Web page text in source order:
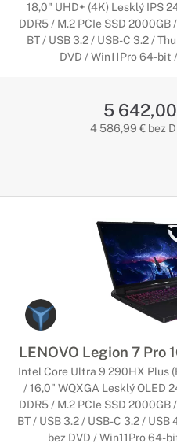
18,0" UHD+ (4K) Lesklý IPS
DDR5 / M.2 PCIe SSD
BT / USB 3.2 / USB-C 3.2 /
DVD / Win11Pro 64-bit
5
4 586,99 € bez
LENOVO Legion 7 Pro
Intel Core Ultra 9 290HX Plus
/ 16,0" WQXGA Lesklý OLED
DDR5 / M.2 PCIe SSD
BT / USB 3.2 / USB-C 3.2 /
bez DVD / Win11Pro 64-